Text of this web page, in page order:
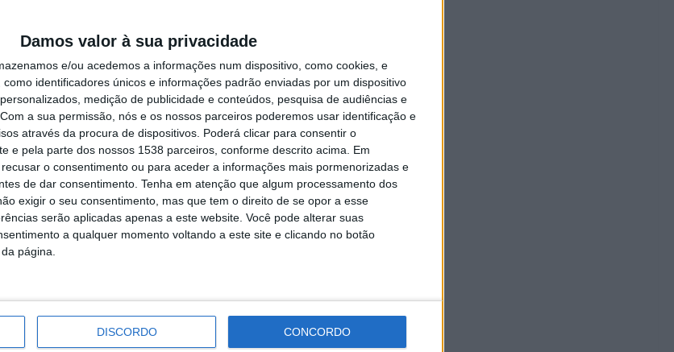
Damos valor à sua privacidade
e/ou acedemos a informações num dispositivo, como cookies, e
identificadores únicos e informações padrão enviadas por um dispositivo
medição de publicidade e conteúdos, pesquisa de audiências e
Com a sua permissão, nós e os nossos parceiros poderemos usar identificação e
através da procura de dispositivos. Poderá clicar para consentir o
e pela parte dos nossos 1538 parceiros, conforme descrito acima. Em
o consentimento ou para aceder a informações mais pormenorizadas e
de dar consentimento. Tenha em atenção que algum processamento dos
exigir o seu consentimento, mas que tem o direito de se opor a esse
serão aplicadas apenas a este website. Você pode alterar suas
a qualquer momento voltando a este site e clicando no botão
página.
DISCORDO CONCORDO
‘Fidalguinho’, às 11h00, no Posto de Turismo, a 17
às 15h00, na AEB. No dia 28, terá lugar a Etapa do
hotel Golden Tulip, às 9h30.